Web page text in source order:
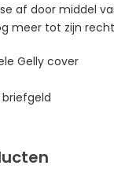
af door middel
meer tot zijn
Gelly cover